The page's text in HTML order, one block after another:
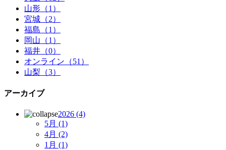
山形（1）
宮城（2）
福島（1）
岡山（1）
福井（0）
オンライン（51）
山梨（3）
アーカイブ
2026 (4)
5月 (1)
4月 (2)
1月 (1)